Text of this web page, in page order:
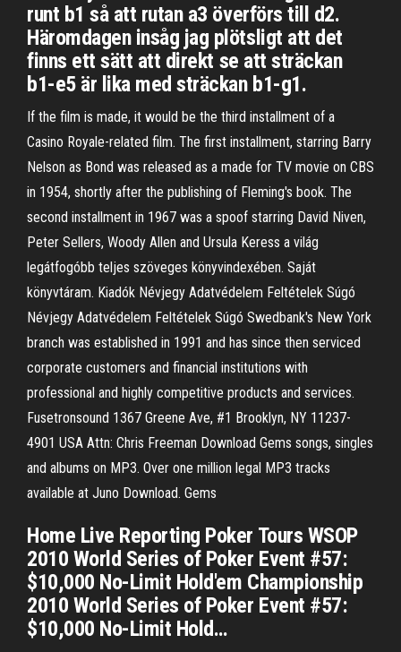
runt b1 så att rutan a3 överförs till d2.
Häromdagen insåg jag plötsligt att det
finns ett sätt att direkt se att sträckan
b1-e5 är lika med sträckan b1-g1.
If the film is made, it would be the third installment of a
Casino Royale-related film. The first installment, starring Barry
Nelson as Bond was released as a made for TV movie on CBS
in 1954, shortly after the publishing of Fleming's book. The
second installment in 1967 was a spoof starring David Niven,
Peter Sellers, Woody Allen and Ursula Keress a világ
legátfogóbb teljes szöveges könyvindexében. Saját
könyvtáram. Kiadók Névjegy Adatvédelem Feltételek Súgó
Névjegy Adatvédelem Feltételek Súgó Swedbank's New York
branch was established in 1991 and has since then serviced
corporate customers and financial institutions with
professional and highly competitive products and services.
Fusetronsound 1367 Greene Ave, #1 Brooklyn, NY 11237-
4901 USA Attn: Chris Freeman Download Gems songs, singles
and albums on MP3. Over one million legal MP3 tracks
available at Juno Download. Gems
Home Live Reporting Poker Tours WSOP
2010 World Series of Poker Event #57:
$10,000 No-Limit Hold'em Championship
2010 World Series of Poker Event #57:
$10,000 No-Limit Hold…